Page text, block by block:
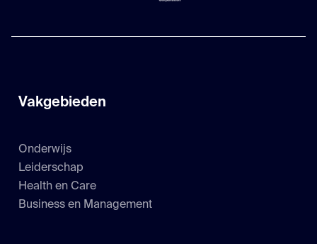
Vakgebieden
Onderwijs
Leiderschap
Health en Care
Business en Management